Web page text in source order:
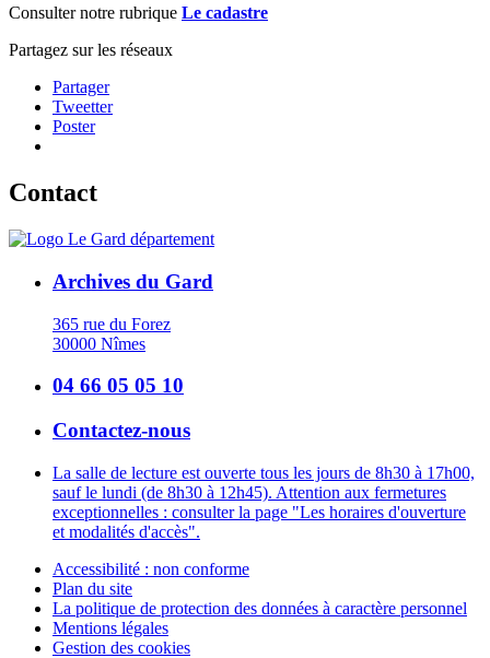
Consulter notre rubrique Le cadastre
Partagez sur les réseaux
Partager
Tweetter
Poster
Contact
Archives du Gard
365 rue du Forez
30000 Nîmes
04 66 05 05 10
Contactez-nous
La salle de lecture est ouverte tous les jours de 8h30 à 17h00,
sauf le lundi (de 8h30 à 12h45). Attention aux fermetures
exceptionnelles : consulter la page "Les horaires d'ouverture
et modalités d'accès".
Accessibilité : non conforme
Plan du site
La politique de protection des données à caractère personnel
Mentions légales
Gestion des cookies